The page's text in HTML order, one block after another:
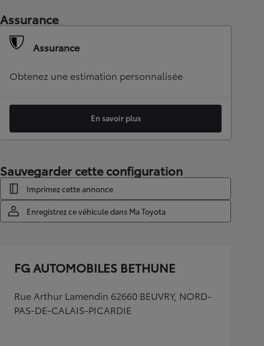
Assurance
Assurance
Obtenez une estimation personnalisée
En savoir plus
Sauvegarder cette configuration
Imprimez cette annonce
Enregistrez ce véhicule dans Ma Toyota
FG AUTOMOBILES BETHUNE
Rue Arthur Lamendin 62660 BEUVRY, NORD-
PAS-DE-CALAIS-PICARDIE